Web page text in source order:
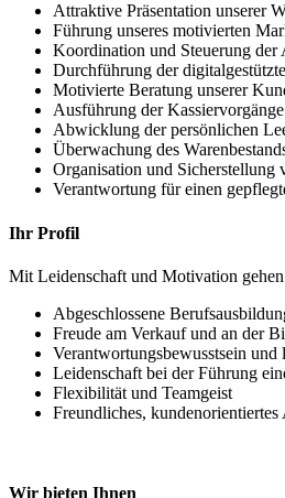
Attraktive Präsentation unserer
Führung unseres motivierten
Koordination und Steuerung
Durchführung der
Motivierte Beratung unserer
Ausführung der
Abwicklung der persönlichen
Überwachung des
Organisation und Sicherstellung
Verantwortung für einen
Ihr Profil
Mit Leidenschaft und Motivation
Abgeschlossene
Freude am Verkauf und an der
Verantwortungsbewusstsein und
Leidenschaft bei der Führung
Flexibilität und Teamgeist
Freundliches,
Wir bieten Ihnen